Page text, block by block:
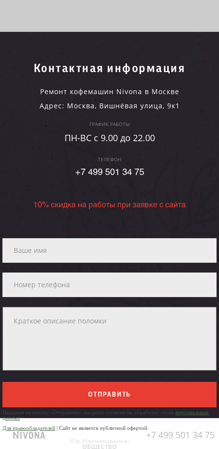
Контактная информация
Ремонт кофемашин Nivona в Москве
Адрес: Москва, Вишнёвая улица, 9к1
ГРАФИК РАБОТЫ
ПН-ВC c 9.00 до 22.00
ТЕЛЕФОН
+7 499 501 34 75
10% скидка на работы при заявке с сайта
ОТПРАВИТЬ
Нажимая на кнопку «Отправить», вы даете согласие на обработку своих персональных
данных
Для правообладателей | Сайт не является публичной офертой.
+7 499 501 34 75
Юр. Наименование:
ОБЩЕСТВО